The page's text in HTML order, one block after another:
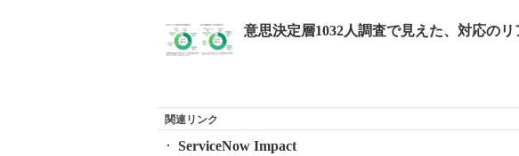
関連リンク
ServiceNow Impact